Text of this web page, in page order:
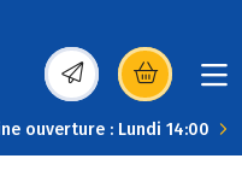
(s’ouvre dans une
ouverture : Lundi 14:00